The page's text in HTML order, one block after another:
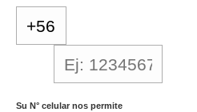
Su N° celular nos permite